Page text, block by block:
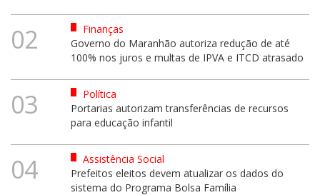
02
Finanças
Governo do Maranhão autoriza redução de até
100% nos juros e multas de IPVA e ITCD atrasado
03
Política
Portarias autorizam transferências de recursos
para educação infantil
04
Assistência Social
Prefeitos eleitos devem atualizar os dados do
sistema do Programa Bolsa Família